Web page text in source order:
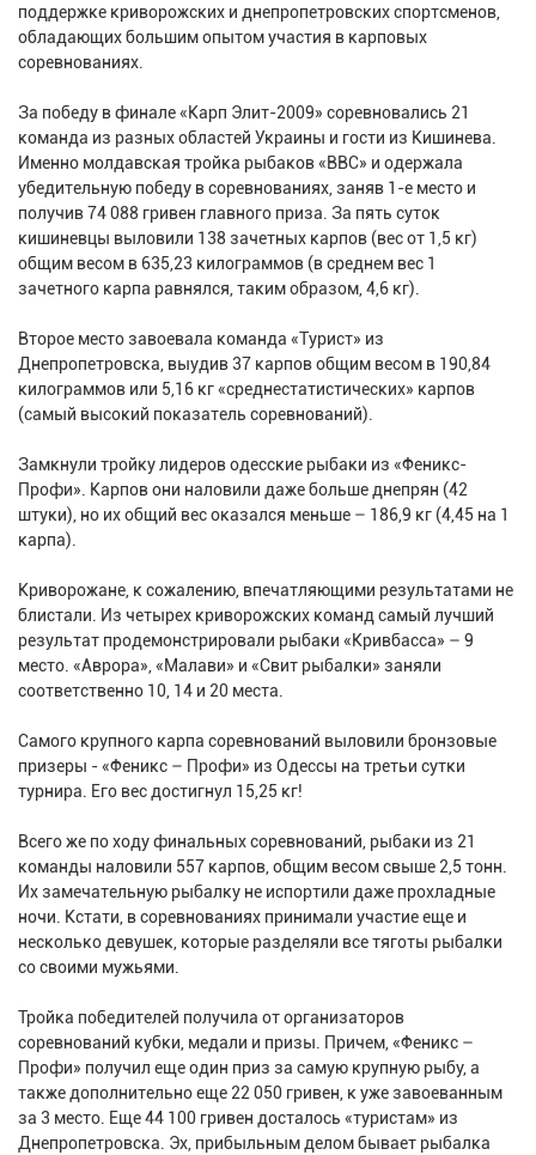
поддержке криворожских и днепропетровских спортсменов,
обладающих большим опытом участия в карповых
соревнованиях.
За победу в финале «Карп Элит-2009» соревновались 21
команда из разных областей Украины и гости из Кишинева.
Именно молдавская тройка рыбаков «ВВС» и одержала
убедительную победу в соревнованиях, заняв 1-е место и
получив 74 088 гривен главного приза. За пять суток
кишиневцы выловили 138 зачетных карпов (вес от 1,5 кг)
общим весом в 635,23 килограммов (в среднем вес 1
зачетного карпа равнялся, таким образом, 4,6 кг).
Второе место завоевала команда «Турист» из
Днепропетровска, выудив 37 карпов общим весом в 190,84
килограммов или 5,16 кг «среднестатистических» карпов
(самый высокий показатель соревнований).
Замкнули тройку лидеров одесские рыбаки из «Феникс-
Профи». Карпов они наловили даже больше днепрян (42
штуки), но их общий вес оказался меньше – 186,9 кг (4,45 на 1
карпа).
Криворожане, к сожалению, впечатляющими результатами не
блистали. Из четырех криворожских команд самый лучший
результат продемонстрировали рыбаки «Кривбасса» – 9
место. «Аврора», «Малави» и «Свит рыбалки» заняли
соответственно 10, 14 и 20 места.
Самого крупного карпа соревнований выловили бронзовые
призеры - «Феникс – Профи» из Одессы на третьи сутки
турнира. Его вес достигнул 15,25 кг!
Всего же по ходу финальных соревнований, рыбаки из 21
команды наловили 557 карпов, общим весом свыше 2,5 тонн.
Их замечательную рыбалку не испортили даже прохладные
ночи. Кстати, в соревнованиях принимали участие еще и
несколько девушек, которые разделяли все тяготы рыбалки
со своими мужьями.
Тройка победителей получила от организаторов
соревнований кубки, медали и призы. Причем, «Феникс –
Профи» получил еще один приз за самую крупную рыбу, а
также дополнительно еще 22 050 гривен, к уже завоеванным
за 3 место. Еще 44 100 гривен досталось «туристам» из
Днепропетровска. Эх, прибыльным делом бывает рыбалка